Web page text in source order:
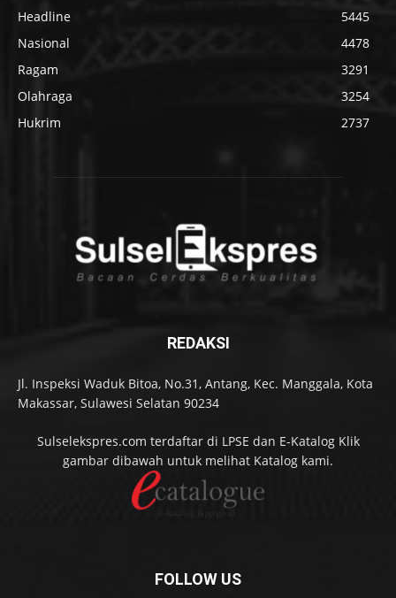
Headline
5445
Nasional
4478
Ragam
3291
Olahraga
3254
Hukrim
2737
REDAKSI
Jl. Inspeksi Waduk Bitoa, No.31, Antang, Kec. Manggala, Kota
Makassar, Sulawesi Selatan 90234
Sulselekspres.com terdaftar di LPSE dan E-Katalog Klik
gambar dibawah untuk melihat Katalog kami.
FOLLOW US